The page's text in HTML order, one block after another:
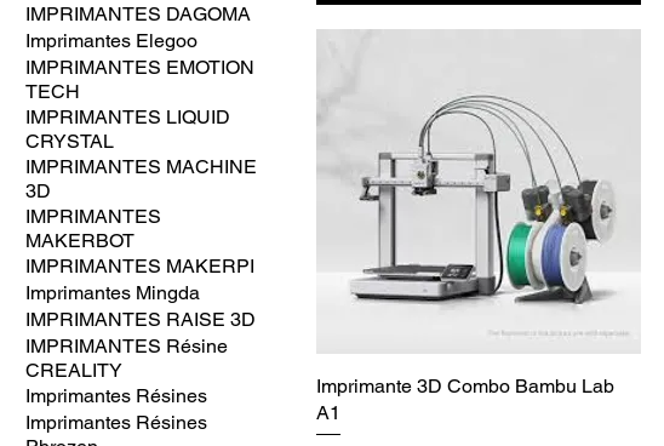
IMPRIMANTES DAGOMA
Imprimantes Elegoo
IMPRIMANTES EMOTION
TECH
IMPRIMANTES LIQUID
CRYSTAL
IMPRIMANTES MACHINE
3D
IMPRIMANTES
MAKERBOT
IMPRIMANTES MAKERPI
Imprimantes Mingda
IMPRIMANTES RAISE 3D
IMPRIMANTES Résine
CREALITY
Imprimantes Résines
Imprimantes Résines
Imprimante 3D Combo Bambu Lab
A1